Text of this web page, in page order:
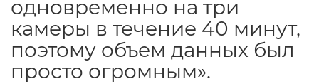
одновременно на три
камеры в течение 40 минут,
поэтому объем данных был
просто огромным».